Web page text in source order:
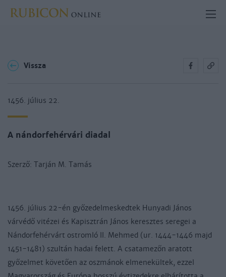
Vissza
1456. július 22.
A nándorfehérvári diadal
Szerző: Tarján M. Tamás
1456. július 22-én győzedelmeskedtek Hunyadi János
várvédő vitézei és Kapisztrán János keresztes seregei a
Nándorfehérvárt ostromló II. Mehmed (ur. 1444-1446 majd
1451-1481) szultán hadai felett. A csatamezőn aratott
győzelmet követően az oszmánok elmenekültek, ezzel